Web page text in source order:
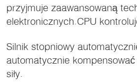
przyjmuje zaawansowaną
elektronicznych.CPU
Silnik stopniowy
automatycznie
siły.